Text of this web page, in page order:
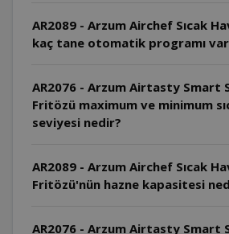
AR2089 - Arzum Airchef Sıcak Hava Fritözü
kaç tane otomatik programı
AR2076 - Arzum Airtasty Smart
Fritözü maximum ve minimum
seviyesi nedir?
AR2089 - Arzum Airchef Sıcak
Fritözü'nün hazne kapasitesi
AR2076 - Arzum Airtasty Smart